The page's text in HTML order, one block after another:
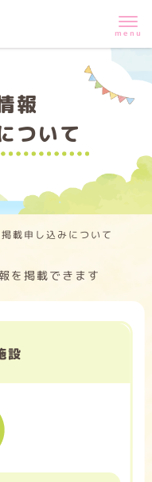
報
ついて
掲載申し込みについて
を掲載できます
設